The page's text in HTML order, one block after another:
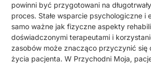
powinni być przygotowani na
proces. Stałe wsparcie psychologiczne i
samo ważne jak fizyczne aspekty
doświadczonymi terapeutami i
zasobów może znacząco przyczynić się
życia pacjenta. W Przychodni Moja,